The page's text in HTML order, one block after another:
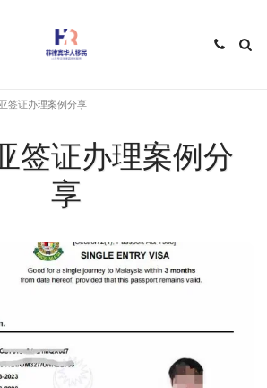
签证办理案例分享
签证办理案例分
享